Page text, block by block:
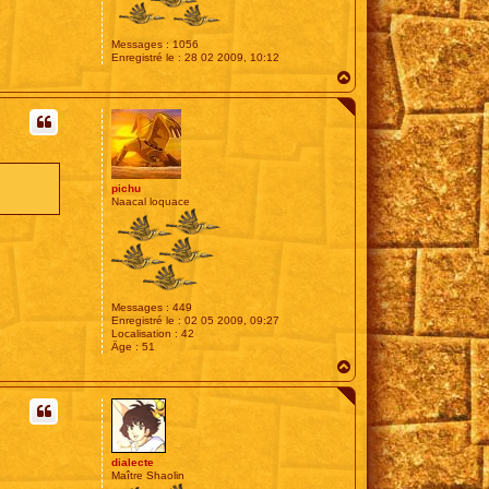
Messages : 1056
Enregistré le : 28 02 2009, 10:12
a
u
pichu
Naacal loquace
Messages : 449
Enregistré le : 02 05 2009, 09:27
Localisation : 42
Âge : 51
a
u
dialecte
Maître Shaolin